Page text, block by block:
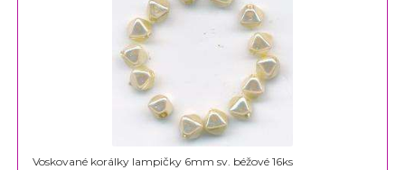
Voskované korálky lampičky 6mm sv. béžové 16ks